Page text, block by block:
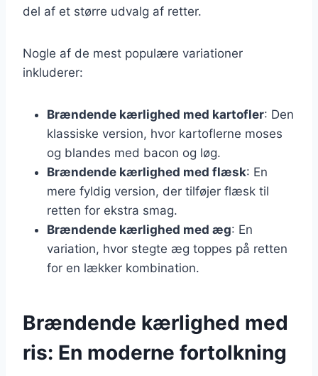
del af et større udvalg af retter.
Nogle af de mest populære variationer
inkluderer:
Brændende kærlighed med kartofler: Den
klassiske version, hvor kartoflerne moses
og blandes med bacon og løg.
Brændende kærlighed med flæsk: En
mere fyldig version, der tilføjer flæsk til
retten for ekstra smag.
Brændende kærlighed med æg: En
variation, hvor stegte æg toppes på retten
for en lækker kombination.
Brændende kærlighed med
ris: En moderne fortolkning